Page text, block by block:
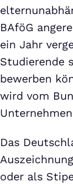
BAföG
ein Jahr
Studierende
bewerben
wird vom
Das
oder als